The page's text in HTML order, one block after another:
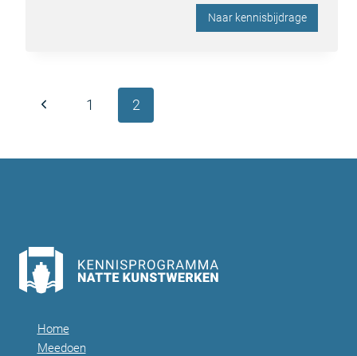
Naar kennisbijdrage
Paginanavigatie
Vorige
1 2
Home
Meedoen